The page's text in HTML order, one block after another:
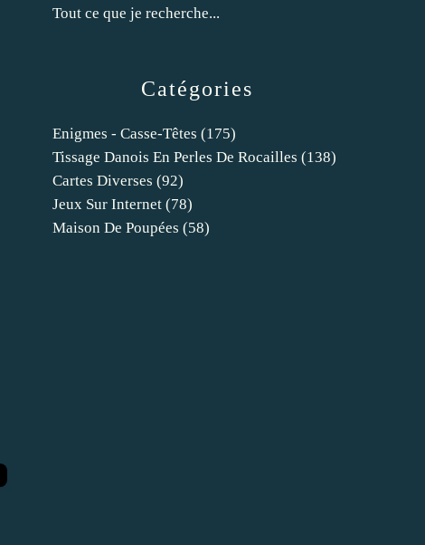
Catégories
Enigmes - Casse-Têtes (175)
Tissage Danois En Perles De Rocailles (138)
Cartes Diverses (92)
Jeux Sur Internet (78)
Maison De Poupées (58)
Tout ce que je recherche...